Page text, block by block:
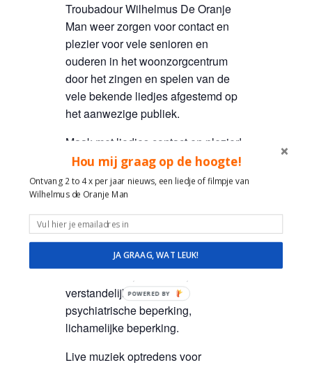
Troubadour Wilhelmus De Oranje
Man weer zorgen voor contact en
plezier voor vele senioren en
ouderen in het woonzorgcentrum
door het zingen en spelen van de
vele bekende liedjes afgestemd op
het aanwezige publiek.
Maak met liedjes contact en plezier!
Wilhelmus de Oranje Man
Muzikale reis door de tijd en feest
liedjes van Toen en nu!
Veel ervaring, plezier, ruimte en
geduld in de omgang met mensen
verstandelijk beperking,
psychiatrische beperking,
lichamelijke beperking.
Live muziek optredens voor
Hou mij graag op de hoogte!
Ontvang 2 to 4 x per jaar nieuws, een liedje of filmpje van
Wilhelmus de Oranje Man
JA GRAAG, WAT LEUK!
POWERED BY